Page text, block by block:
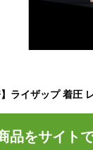
品をサイト